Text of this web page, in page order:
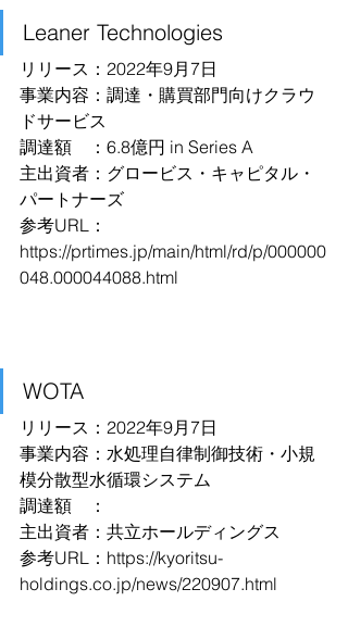
Leaner Technologies
リリース：2022年9月7日
事業内容：調達・購買部門向けクラウ
ドサービス
調達額　：6.8億円 in Series A
主出資者：グロービス・キャピタル・
パートナーズ
参考URL：
https://prtimes.jp/main/html/rd/p/000000
048.000044088.html
WOTA
リリース：2022年9月7日
事業内容：水処理自律制御技術・小規
模分散型水循環システム
調達額　：
主出資者：共立ホールディングス
参考URL： https://kyoritsu-
holdings.co.jp/news/220907.html